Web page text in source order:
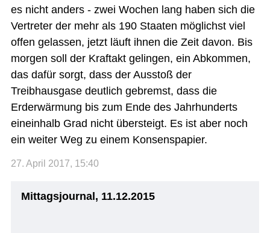
es nicht anders - zwei Wochen lang haben sich die
Vertreter der mehr als 190 Staaten möglichst viel
offen gelassen, jetzt läuft ihnen die Zeit davon. Bis
morgen soll der Kraftakt gelingen, ein Abkommen,
das dafür sorgt, dass der Ausstoß der
Treibhausgase deutlich gebremst, dass die
Erderwärmung bis zum Ende des Jahrhunderts
eineinhalb Grad nicht übersteigt. Es ist aber noch
ein weiter Weg zu einem Konsenspapier.
27. April 2017, 15:40
Mittagsjournal, 11.12.2015